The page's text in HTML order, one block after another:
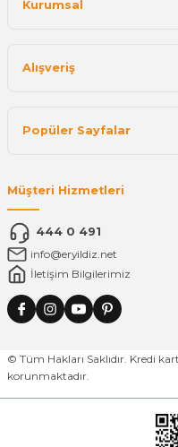
Kurumsal
Alışveriş
Popüler Sayfalar
Müşteri Hizmetleri
444 0 491
info@eryildiz.net
İletişim Bilgilerimiz
© Tüm Hakları Saklıdır. Kredi
korunmaktadır.